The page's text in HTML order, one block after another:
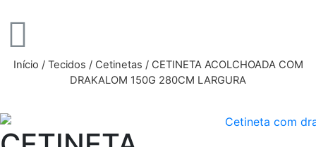
Início / Tecidos / Cetinetas / CETINETA ACOLCHOADA COM
DRAKALOM 150G 280CM LARGURA